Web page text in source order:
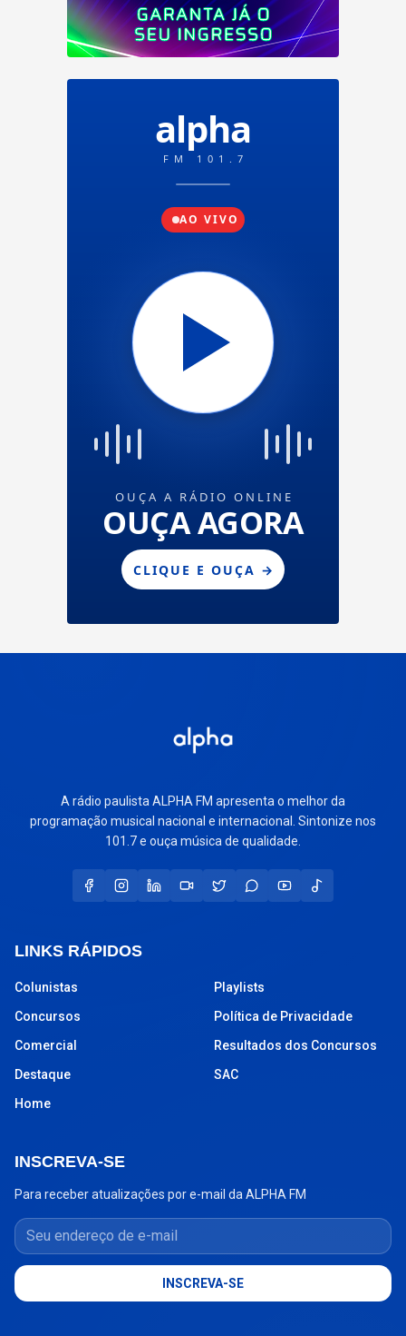
A rádio paulista ALPHA FM apresenta o melhor da
programação musical nacional e internacional. Sintonize nos
101.7 e ouça música de qualidade.
LINKS RÁPIDOS
Colunistas
Concursos
Comercial
Destaque
Home
Playlists
Política de Privacidade
Resultados dos Concursos
SAC
INSCREVA-SE
Para receber atualizações por e-mail da ALPHA FM
Seu endereço de e-mail
INSCREVA-SE